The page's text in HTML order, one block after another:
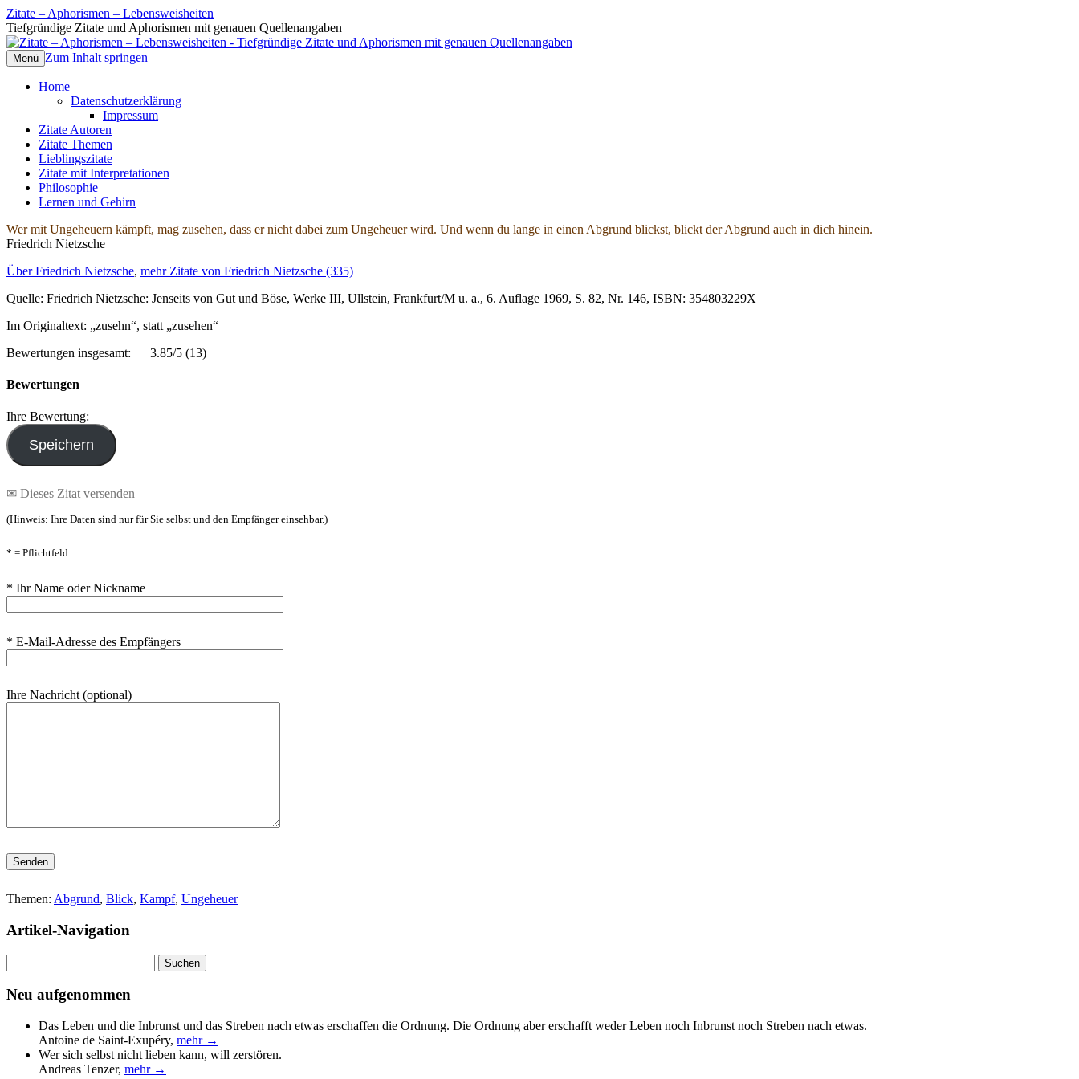
Zitate – Aphorismen – Lebensweisheiten
Tiefgründige Zitate und Aphorismen mit genauen Quellenangaben
Menü Zum Inhalt springen
Home
Datenschutzerklärung
Impressum
Zitate Autoren
Zitate Themen
Lieblingszitate
Zitate mit Interpretationen
Philosophie
Lernen und Gehirn
Wer mit Ungeheuern kämpft, mag zusehen, dass er nicht dabei zum Ungeheuer wird. Und wenn du lange in einen Abgrund blickst, blickt der Abgrund auch in dich hinein.
Friedrich Nietzsche
Über Friedrich Nietzsche, mehr Zitate von Friedrich Nietzsche (335)
Quelle: Friedrich Nietzsche: Jenseits von Gut und Böse, Werke III, Ullstein, Frankfurt/M u. a., 6. Auflage 1969, S. 82, Nr. 146, ISBN: 354803229X
Im Originaltext: „zusehn“, statt „zusehen“
Bewertungen insgesamt:
3.85/5 (13)
Bewertungen
Ihre Bewertung:
✉ Dieses Zitat versenden
(Hinweis: Ihre Daten sind nur für Sie selbst und den Empfänger einsehbar.)
* = Pflichtfeld
* Ihr Name oder Nickname
* E-Mail-Adresse des Empfängers
Ihre Nachricht (optional)
Bitte lasse dieses Feld leer.
Themen: Abgrund, Blick, Kampf, Ungeheuer
Artikel-Navigation
nach:
Neu aufgenommen
Das Leben und die Inbrunst und das Streben nach etwas erschaffen die Ordnung. Die Ordnung aber erschafft weder Leben noch Inbrunst noch Streben nach etwas.
Antoine de Saint-Exupéry, mehr →
Wer sich selbst nicht lieben kann, will zerstören.
Andreas Tenzer, mehr →